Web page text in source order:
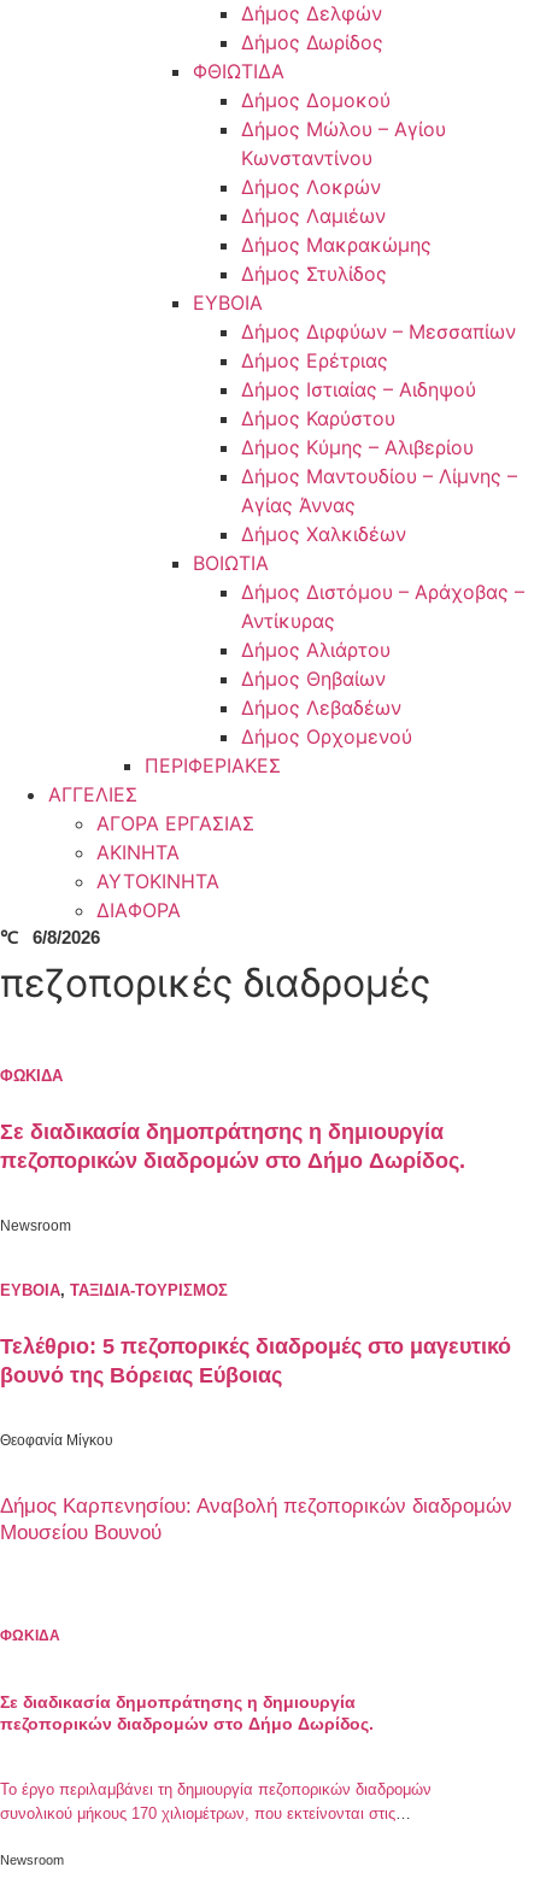
Δήμος Δελφών
Δήμος Δωρίδος
ΦΘΙΩΤΙΔΑ
Δήμος Δομοκού
Δήμος Μώλου – Αγίου
Κωνσταντίνου
Δήμος Λοκρών
Δήμος Λαμιέων
Δήμος Μακρακώμης
Δήμος Στυλίδος
ΕΥΒΟΙΑ
Δήμος Διρφύων – Μεσσαπίων
Δήμος Ερέτριας
Δήμος Ιστιαίας – Αιδηψού
Δήμος Καρύστου
Δήμος Κύμης – Αλιβερίου
Δήμος Μαντουδίου – Λίμνης –
Αγίας Άννας
Δήμος Χαλκιδέων
ΒΟΙΩΤΙΑ
Δήμος Διστόμου – Αράχοβας –
Αντίκυρας
Δήμος Αλιάρτου
Δήμος Θηβαίων
Δήμος Λεβαδέων
Δήμος Ορχομενού
ΠΕΡΙΦΕΡΙΑΚΕΣ
ΑΓΓΕΛΙΕΣ
ΑΓΟΡΑ ΕΡΓΑΣΙΑΣ
ΑΚΙΝΗΤΑ
ΑΥΤΟΚΙΝΗΤΑ
ΔΙΑΦΟΡΑ
℃ 6/8/2026
πεζοπορικές διαδρομές
ΦΩΚΙΔΑ
Σε διαδικασία δημοπράτησης η δημιουργία
πεζοπορικών διαδρομών στο Δήμο Δωρίδος.
Newsroom
ΕΥΒΟΙΑ, ΤΑΞΙΔΙΑ-ΤΟΥΡΙΣΜΟΣ
Τελέθριο: 5 πεζοπορικές διαδρομές στο μαγευτικό
βουνό της Bόρειας Εύβοιας
Θεοφανία Μίγκου
Δήμος Καρπενησίου: Αναβολή πεζοπορικών διαδρομών
Μουσείου Βουνού
ΦΩΚΙΔΑ
Σε διαδικασία δημοπράτησης η δημιουργία
πεζοπορικών διαδρομών στο Δήμο Δωρίδος.
Το έργο περιλαμβάνει τη δημιουργία πεζοπορικών διαδρομών
συνολικού μήκους 170 χιλιομέτρων, που εκτείνονται στις
Newsroom